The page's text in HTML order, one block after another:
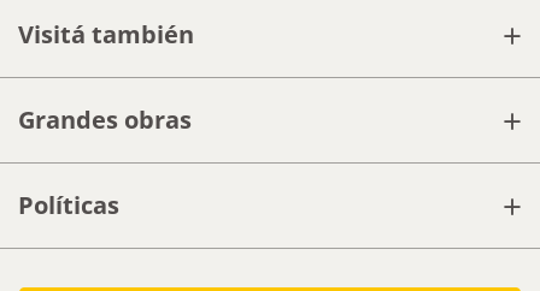
Visitá también +
Grandes obras +
Políticas +